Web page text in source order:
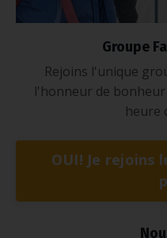
Groupe
Rejoins l'unique
l'honneur de
heure
OUI! Je rejoins